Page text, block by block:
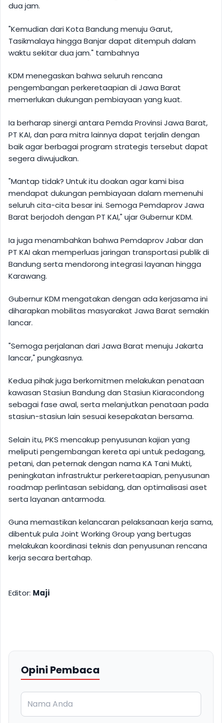
dua jam.
"Kemudian dari Kota Bandung menuju Garut,
Tasikmalaya hingga Banjar dapat ditempuh dalam
waktu sekitar dua jam." tambahnya
KDM menegaskan bahwa seluruh rencana
pengembangan perkeretaapian di Jawa Barat
memerlukan dukungan pembiayaan yang kuat.
Ia berharap sinergi antara Pemda Provinsi Jawa Barat,
PT KAI, dan para mitra lainnya dapat terjalin dengan
baik agar berbagai program strategis tersebut dapat
segera diwujudkan.
"Mantap tidak? Untuk itu doakan agar kami bisa
mendapat dukungan pembiayaan dalam memenuhi
seluruh cita-cita besar ini. Semoga Pemdaprov Jawa
Barat berjodoh dengan PT KAI," ujar Gubernur KDM.
Ia juga menambahkan bahwa Pemdaprov Jabar dan
PT KAI akan memperluas jaringan transportasi publik di
Bandung serta mendorong integrasi layanan hingga
Karawang.
Gubernur KDM mengatakan dengan ada kerjasama ini
diharapkan mobilitas masyarakat Jawa Barat semakin
lancar.
"Semoga perjalanan dari Jawa Barat menuju Jakarta
lancar," pungkasnya.
Kedua pihak juga berkomitmen melakukan penataan
kawasan Stasiun Bandung dan Stasiun Kiaracondong
sebagai fase awal, serta melanjutkan penataan pada
stasiun-stasiun lain sesuai kesepakatan bersama.
Selain itu, PKS mencakup penyusunan kajian yang
meliputi pengembangan kereta api untuk pedagang,
petani, dan peternak dengan nama KA Tani Mukti,
peningkatan infrastruktur perkeretaapian, penyusunan
roadmap perlintasan sebidang, dan optimalisasi aset
serta layanan antarmoda.
Guna memastikan kelancaran pelaksanaan kerja sama,
dibentuk pula Joint Working Group yang bertugas
melakukan koordinasi teknis dan penyusunan rencana
kerja secara bertahap.
Editor: Maji
Opini Pembaca